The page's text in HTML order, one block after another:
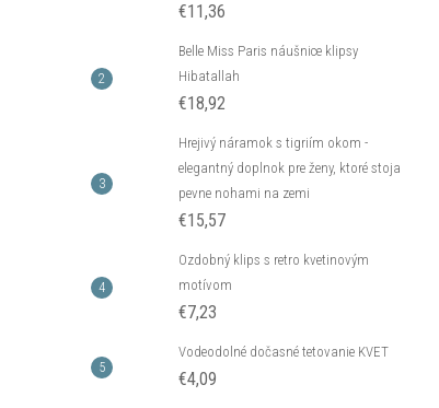
€11,36
Belle Miss Paris náušnice klipsy
Hibatallah
€18,92
Hrejivý náramok s tigriím okom -
elegantný doplnok pre ženy, ktoré stoja
pevne nohami na zemi
€15,57
Ozdobný klips s retro kvetinovým
motívom
€7,23
Vodeodolné dočasné tetovanie KVET
€4,09
Klipsy s guličkou z kolekcie Classic
Colibra - postriebrené
€16,32
odosielame
4 ks